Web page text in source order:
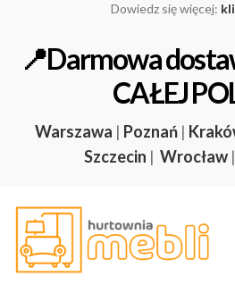
Dowiedz się więcej:
📍Darmowa
CAŁEJ
Warszawa | Poznań |
Szczecin | Wrocław |